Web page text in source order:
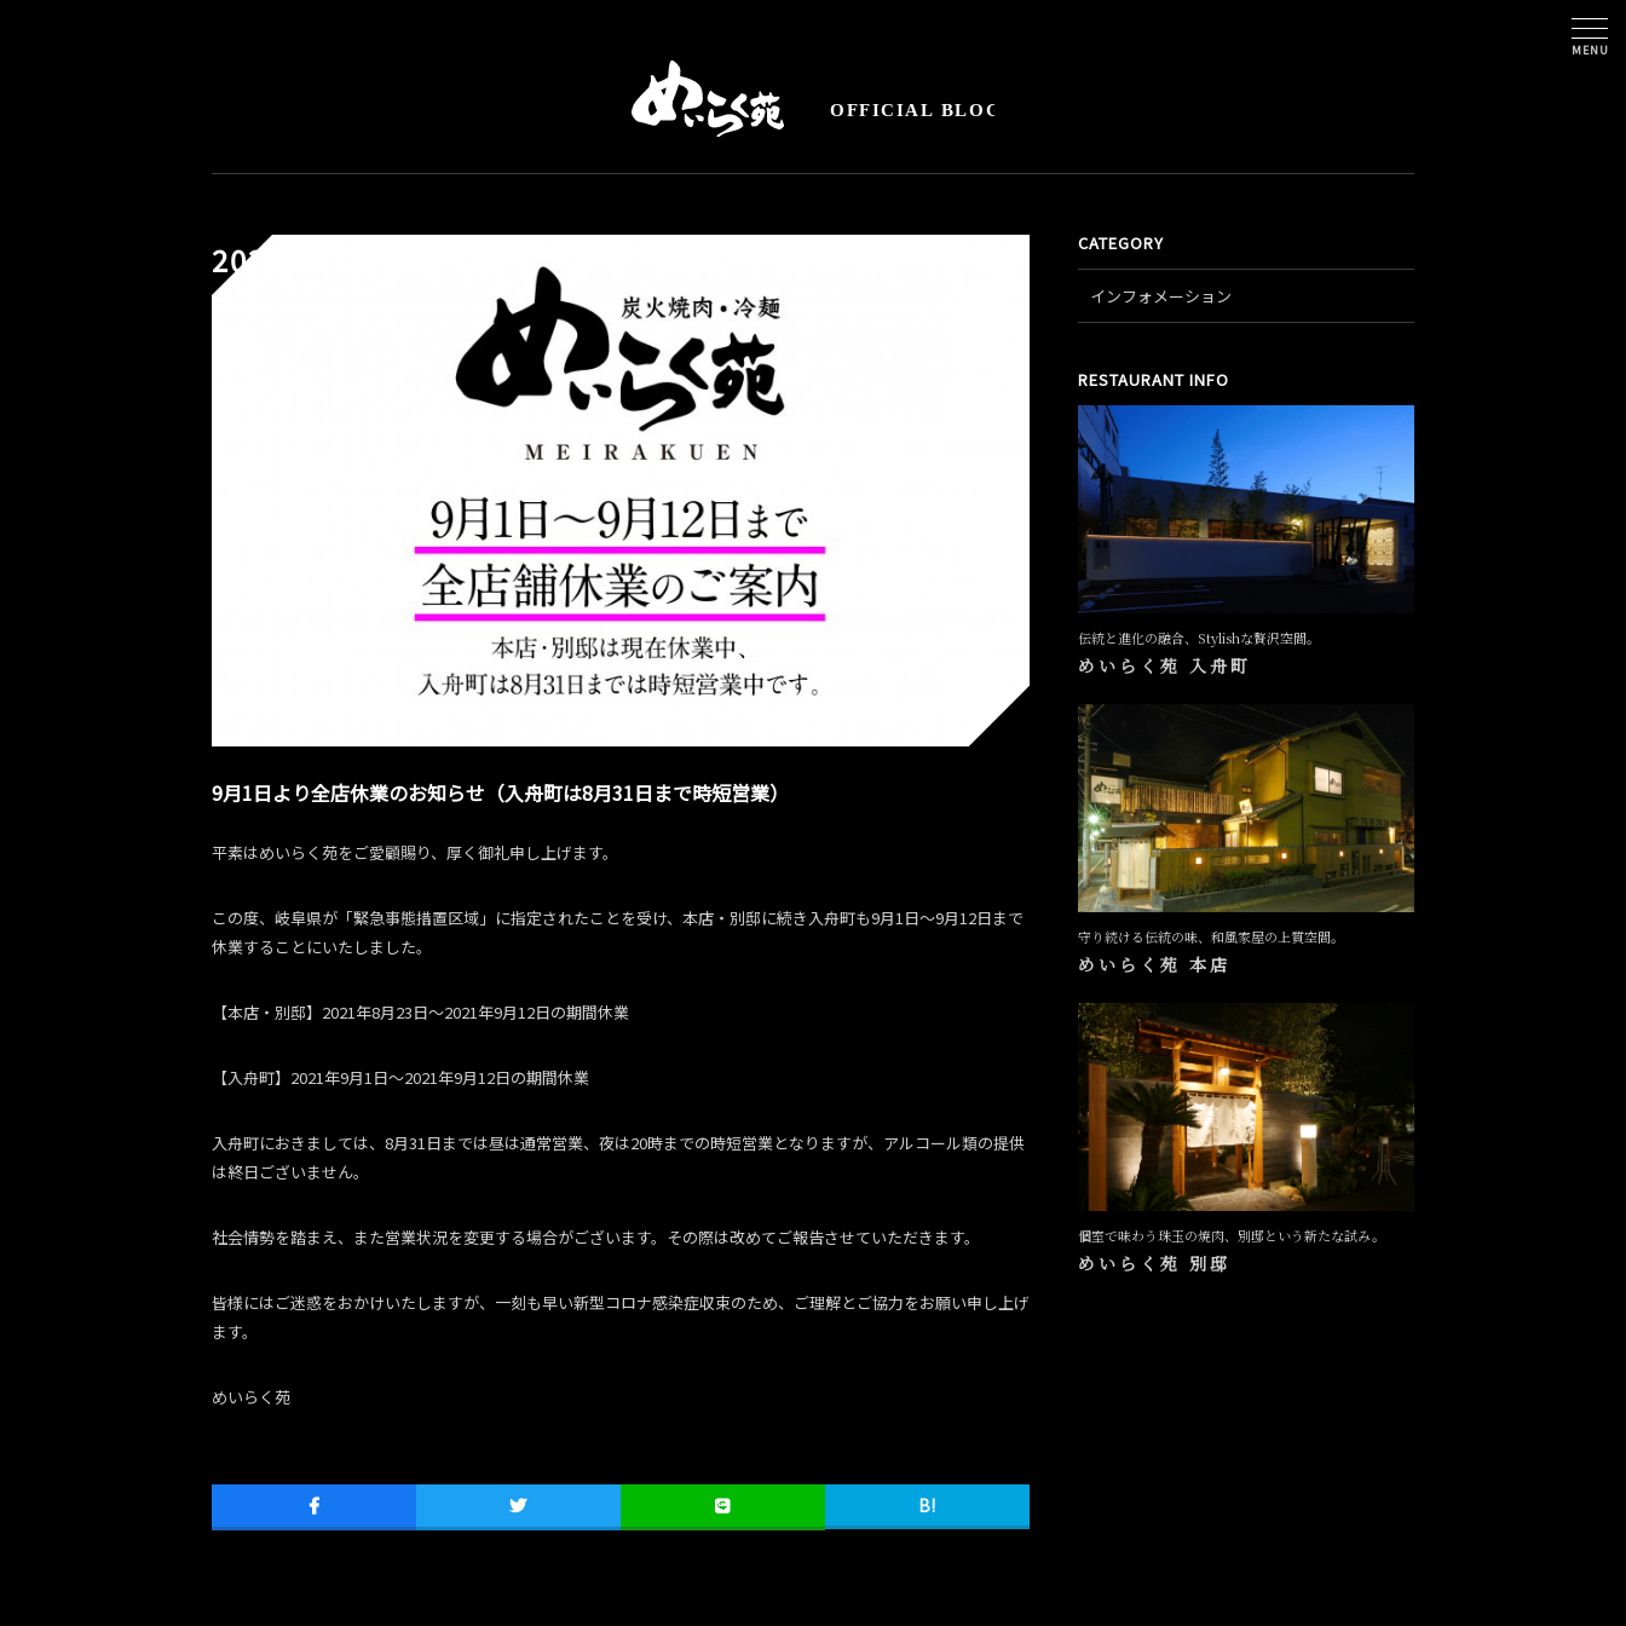
MENU
2021.08.28
9月1日より全店休業のお知らせ（入舟町は8月31日まで時短営業）
平素はめいらく苑をご愛顧賜り、厚く御礼申し上げます。
この度、岐阜県が「緊急事態措置区域」に指定されたことを受け、本店・別邸に続き入舟町も9月1日〜9月12日まで
休業することにいたしました。
【本店・別邸】2021年8月23日〜2021年9月12日の期間休業
【入舟町】2021年9月1日〜2021年9月12日の期間休業
入舟町におきましては、8月31日までは昼は通常営業、夜は20時までの時短営業となりますが、アルコール類の提供
は終日ございません。
社会情勢を踏まえ、また営業状況を変更する場合がございます。その際は改めてご報告させていただきます。
皆様にはご迷惑をおかけいたしますが、一刻も早い新型コロナ感染症収束のため、ご理解とご協力をお願い申し上げ
ます。
めいらく苑
B!
CATEGORY
インフォメーション
RESTAURANT INFO
伝統と進化の融合、Stylishな贅沢空間。
めいらく苑 入舟町
守り続ける伝統の味、和風家屋の上質空間。
めいらく苑 本店
個室で味わう珠玉の焼肉、別邸という新たな試み。
めいらく苑 別邸